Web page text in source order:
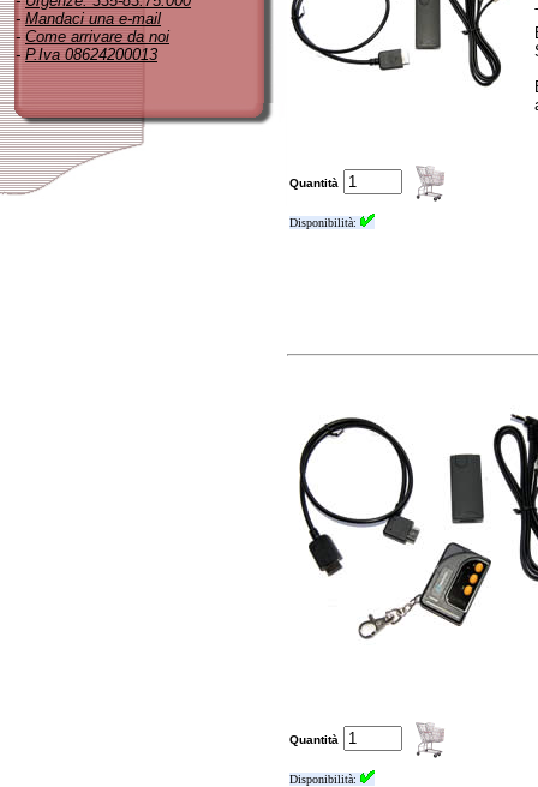
- Mandaci una e-mail
- Come arrivare da noi
- P.Iva 08624200013
Quantità
Disponibilità:
Quantità
Disponibilità: